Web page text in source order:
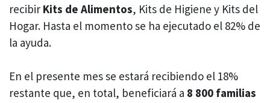
recibir Kits de Alimentos, Kits de Higiene y Kits del
Hogar. Hasta el momento se ha ejecutado el 82% de
la ayuda.
En el presente mes se estará recibiendo el 18%
restante que, en total, beneficiará a 8 800 familias